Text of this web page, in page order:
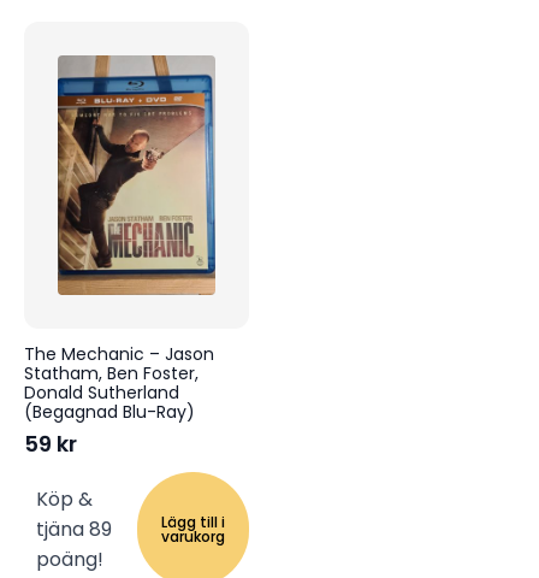
The Mechanic – Jason
Statham, Ben Foster,
Donald Sutherland
(Begagnad Blu-Ray)
59 kr
Köp &
tjäna 89
poäng!
Lägg till i
varukorg